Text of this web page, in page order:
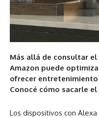
Más allá de consultar
Amazon puede
ofrecer
Conocé cómo sacarle
Los dispositivos con